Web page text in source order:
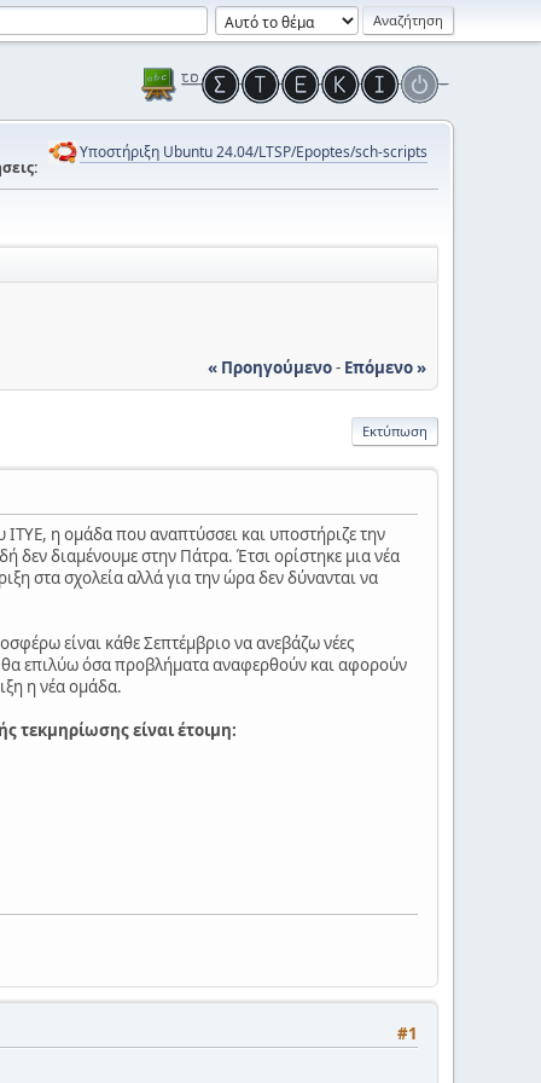
Υποστήριξη Ubuntu 24.04/LTSP/Epoptes/sch-scripts
« Προηγούμενο- Επόμενο »
Εκτύπωση
η ομάδα που αναπτύσσει και υποστήριζε την
δεν διαμένουμε στην Πάτρα. Έτσι ορίστηκε μια νέα
στα σχολεία αλλά για την ώρα δεν δύνανται να
είναι κάθε Σεπτέμβριο να ανεβάζω νέες
θα επιλύω όσα προβλήματα αναφερθούν και αφορούν
η νέα ομάδα.
τεκμηρίωσης είναι έτοιμη:
#1